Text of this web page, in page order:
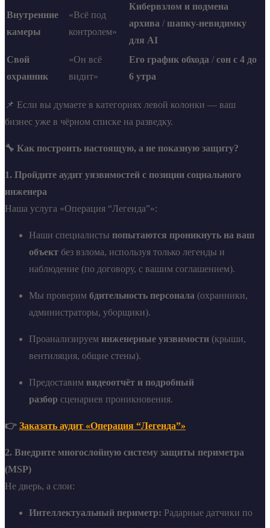
Внутренние
камеры
«Всё под
контролем»
Кибервзлом и подмена
архива /шапку-невидимку
для AI
Свой
охранник
«Он всё
видит»
Его график обхода /сон с 4 до
6 утра
📌 Если вы думаете в категориях левой колонки — ваш
бизнес уже в чёрном списке на разведку.
🔧 Как построить настоящую, а не показную защиту?
1. Пройдите аудит уязвимостей с позиции социального
инженера
Наша услуга «Операция “Легенда”»:
Наши специалисты попытаются проникнуть на ваш
объект без взлома, используя только легенды и
наблюдение (по договору, с вашим соглашением).
Мы проверим бдительность персонала (охранники,
администраторы, уборщики).
Проанализируем инженерные уязвимости (крыши,
вентиляция, общие стены).
Предоставим видеоотчёт и подробный
разбор сценариев проникновения.
👉 Заказать аудит «Операция “Легенда”»
2. Внедрите многослойную систему защиты периметра
(MSP)
Не дверь, а слои:
Интеллектуальный периметр: Радарные датчики по